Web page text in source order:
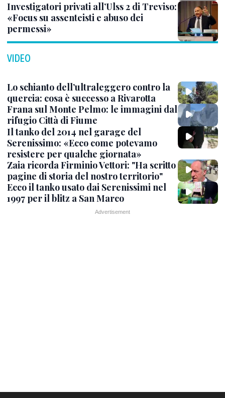
Investigatori privati all’Ulss 2 di Treviso:
«Focus su assenteisti e abuso dei
permessi»
VIDEO
Lo schianto dell’ultraleggero contro la
quercia: cosa è successo a Rivarotta
Frana sul Monte Pelmo: le immagini dal
rifugio Città di Fiume
Il tanko del 2014 nel garage del
Serenissimo: «Ecco come potevamo
resistere per qualche giornata»
Zaia ricorda Firminio Vettori: "Ha scritto
pagine di storia del nostro territorio"
Ecco il tanko usato dai Serenissimi nel
1997 per il blitz a San Marco